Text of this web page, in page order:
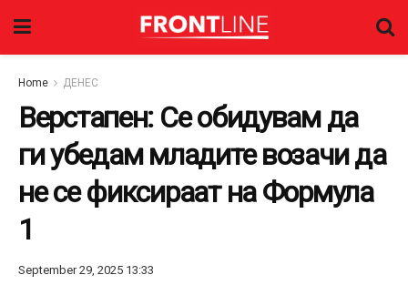
Home ДЕНЕС
Верстапен: Се обидувам да
ги убедам младите возачи да
не се фиксираат на Формула
1
September 29, 2025 13:33